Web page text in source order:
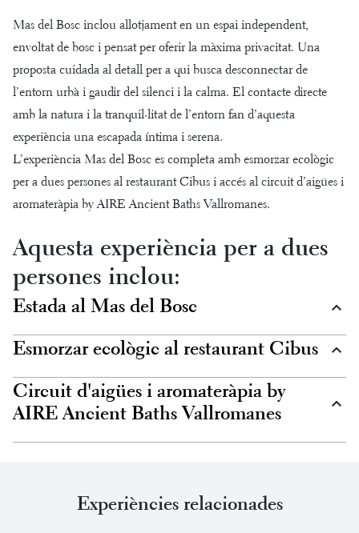
Mas del Bosc inclou allotjament en un espai independent,
envoltat de bosc i pensat per oferir la màxima privacitat. Una
proposta cuidada al detall per a qui busca desconnectar de
l’entorn urbà i gaudir del silenci i la calma. El contacte directe
amb la natura i la tranquil·litat de l’entorn fan d’aquesta
experiència una escapada íntima i serena.
L’experiència Mas del Bosc es completa amb esmorzar ecològic
per a dues persones al restaurant Cibus i accés al circuit d’aigües i
aromateràpia by AIRE Ancient Baths Vallromanes.
Aquesta experiència per a dues
persones inclou:
Estada al Mas del Bosc
Esmorzar ecològic al restaurant Cibus
Circuit d'aigües i aromateràpia by
AIRE Ancient Baths Vallromanes
Experiències relacionades